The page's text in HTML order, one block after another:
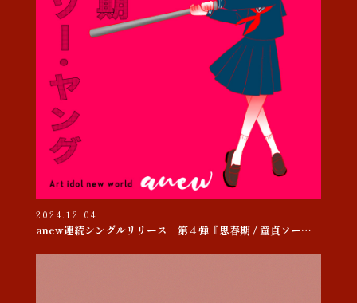
2024.12.04
anew連続シングルリリース 第４弾『思春期 / 童貞ソー・ヤング』